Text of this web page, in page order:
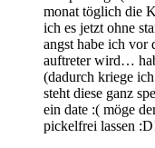
monat töglich die
ich es jetzt ohne
angst habe ich vor
auftreter wird…
(dadurch kriege
steht diese ganz
ein date :( möge
pickelfrei lassen